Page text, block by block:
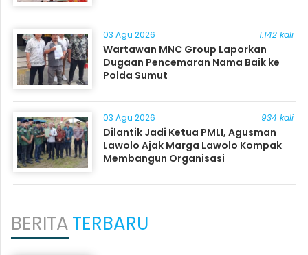
03 Agu 2026 1.142 kali
Wartawan MNC Group Laporkan
Dugaan Pencemaran Nama Baik ke
Polda Sumut
03 Agu 2026 934 kali
Dilantik Jadi Ketua PMLI, Agusman
Lawolo Ajak Marga Lawolo Kompak
Membangun Organisasi
BERITATERBARU